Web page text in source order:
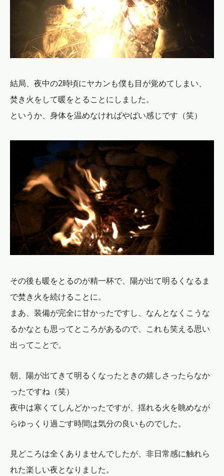
結局、夜中の2時頃にヤカンも僕も目が覚めてしまい、
焚き火をして暖をとることにしました。
というか、身体を温めなければやばい感じです（笑）
その後も暖をとるのが精一杯で、陽が出て明るくなるま
で焚き火を続けることに。
まあ、装備が完全に甘かったですし、なんとなくこうな
るかなとも思ってところがあるので、これも笑える思い
出ってことで。
朝、陽が出てきて明るくなったときの嬉しさったらなか
ったですね（笑）
夜中は寒くてしんどかったですが、揺れる火を眺めなが
らゆっくり過ごす時間は気分の良いものでした。
見どころは全くありませんでしたが、非日常感に触れら
れた楽しい夜となりました。